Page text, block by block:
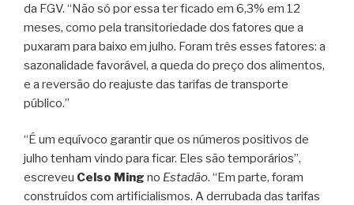
da FGV. “Não só por essa ter ficado em 6,3% em 12
meses, como pela transitoriedade dos fatores que a
puxaram para baixo em julho. Foram três esses fatores: a
sazonalidade favorável, a queda do preço dos alimentos,
e a reversão do reajuste das tarifas de transporte
público.”
“É um equívoco garantir que os números positivos de
julho tenham vindo para ficar. Eles são temporários”,
escreveu Celso Ming no Estadão. “Em parte, foram
construídos com artificialismos. A derrubada das tarifas